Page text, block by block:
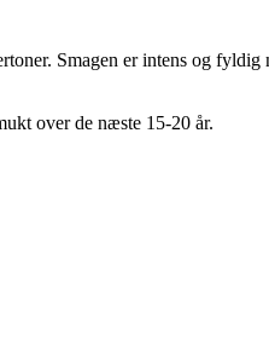
Smagen er intens og
over de næste 15-20 år.